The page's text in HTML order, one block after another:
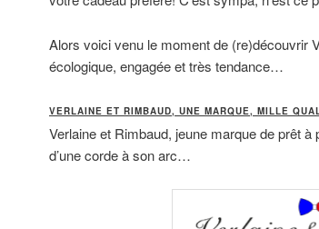
Alors voici venu le moment de (re)découvrir
écologique, engagée et très tendance…
VERLAINE ET RIMBAUD, UNE MARQUE, MILLE
Verlaine et Rimbaud, jeune marque de prêt
d’une corde à son arc…